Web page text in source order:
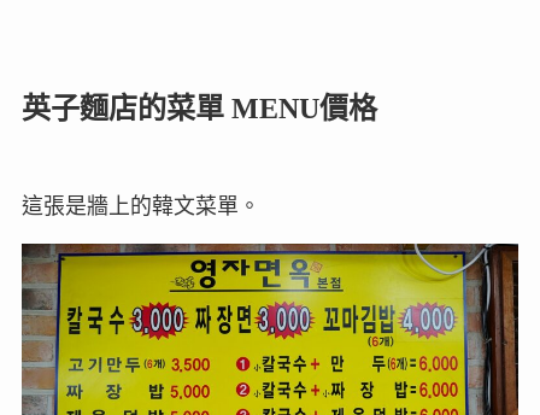
英子麵店的菜單 MENU價格
這張是牆上的韓文菜單。